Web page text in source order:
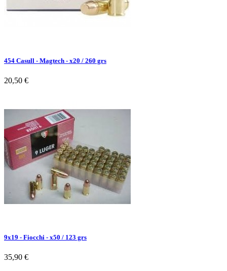
454 Casull - Magtech - x20 / 260 grs
20,50 €
9x19 - Fiocchi - x50 / 123 grs
35,90 €